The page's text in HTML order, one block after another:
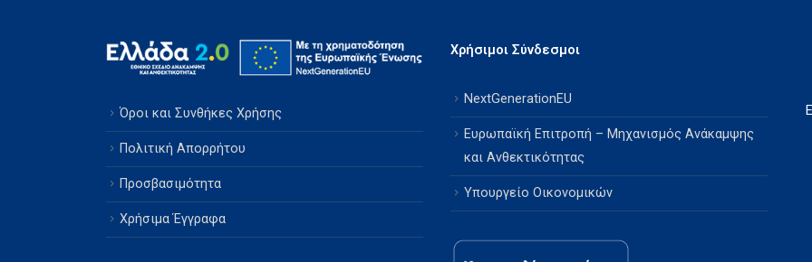
Όροι και Συνθήκες Χρήσης
Πολιτική Απορρήτου
Προσβασιμότητα
Χρήσιμα Έγγραφα
Χρήσιμοι Σύνδεσμοι
NextGenerationEU
Ευρωπαϊκή Επιτροπή – Μηχανισμός Ανάκαμψης
και Ανθεκτικότητας
Υπουργείο Οικονομικών